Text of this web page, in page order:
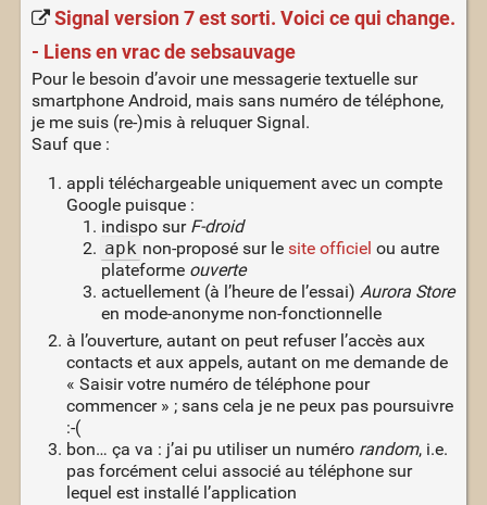
Signal version 7 est sorti. Voici ce qui change.
- Liens en vrac de sebsauvage
Pour le besoin d’avoir une messagerie textuelle sur
smartphone Android, mais sans numéro de téléphone,
je me suis (re-)mis à reluquer Signal.
Sauf que :
appli téléchargeable uniquement avec un compte
Google puisque :
indispo sur F-droid
apk non-proposé sur le site officiel ou autre
plateforme ouverte
actuellement (à l’heure de l’essai) Aurora Store
en mode-anonyme non-fonctionnelle
à l’ouverture, autant on peut refuser l’accès aux
contacts et aux appels, autant on me demande de
« Saisir votre numéro de téléphone pour
commencer » ; sans cela je ne peux pas poursuivre
:-(
bon… ça va : j’ai pu utiliser un numéro random, i.e.
pas forcément celui associé au téléphone sur
lequel est installé l’application